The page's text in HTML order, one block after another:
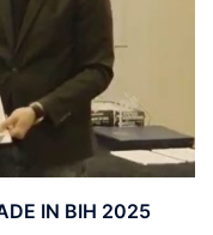
IN BIH 2025